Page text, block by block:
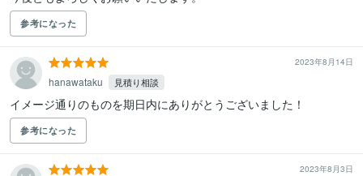
参考になった
2023年8月14日
hanawataku 見積り相談
イメージ通りのものを期日内にありがとうございました！
参考になった
2023年8月3日